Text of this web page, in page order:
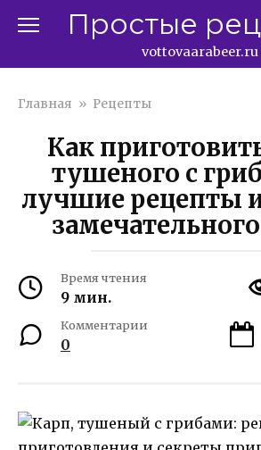
Простые
vottovaarabeer.ru
Главная » Рецепты
Как
тушеного с
лучшие рецепты
Время чтения
9 мин.
Комментарии
0